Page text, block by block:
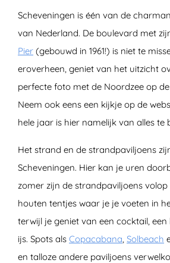
Scheveningen is één van de
van Nederland. De boulevard met
Pier (gebouwd in 1961!) is niet te
eroverheen, geniet van het uitzicht
perfecte foto met de Noordzee op
Neem ook eens een kijkje op de
hele jaar is hier namelijk van alles te
Het strand en de strandpaviljoens
Scheveningen. Hier kan je uren
zomer zijn de strandpaviljoens volop
houten tentjes waar je je voeten in
terwijl je geniet van een cocktail,
ijs. Spots als Copacabana Solbeach
en talloze andere paviljoens